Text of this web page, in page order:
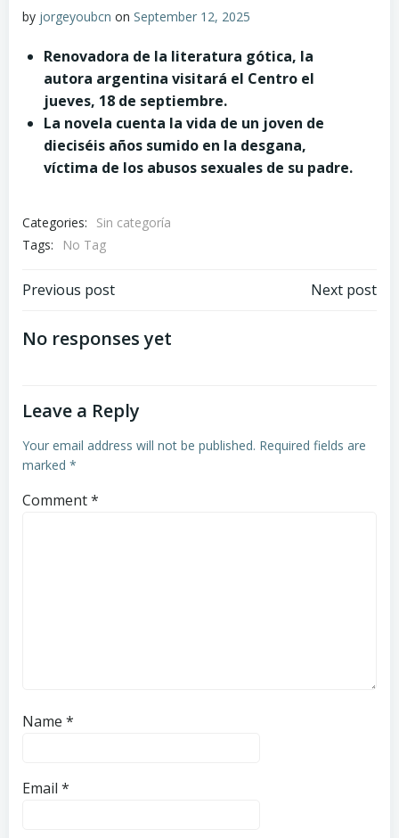
by jorgeyoubcn on September 12, 2025
Renovadora de la literatura gótica, la
autora argentina visitará el Centro el
jueves, 18 de septiembre.
La novela cuenta la vida de un joven de
dieciséis años sumido en la desgana,
víctima de los abusos sexuales de su padre.
Categories:
Sin categoría
Tags:
No Tag
Post
navigation
Previous post Next post
No responses yet
Leave a Reply
Your email address will not be published. Required fields are
marked *
Comment*
Name *
Email *